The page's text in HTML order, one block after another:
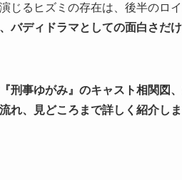
じるヒズミの存在は、後半のロ
バディドラマとしての面白さだ
刑事ゆがみ』のキャスト相関図
れ、見どころまで詳しく紹介しま